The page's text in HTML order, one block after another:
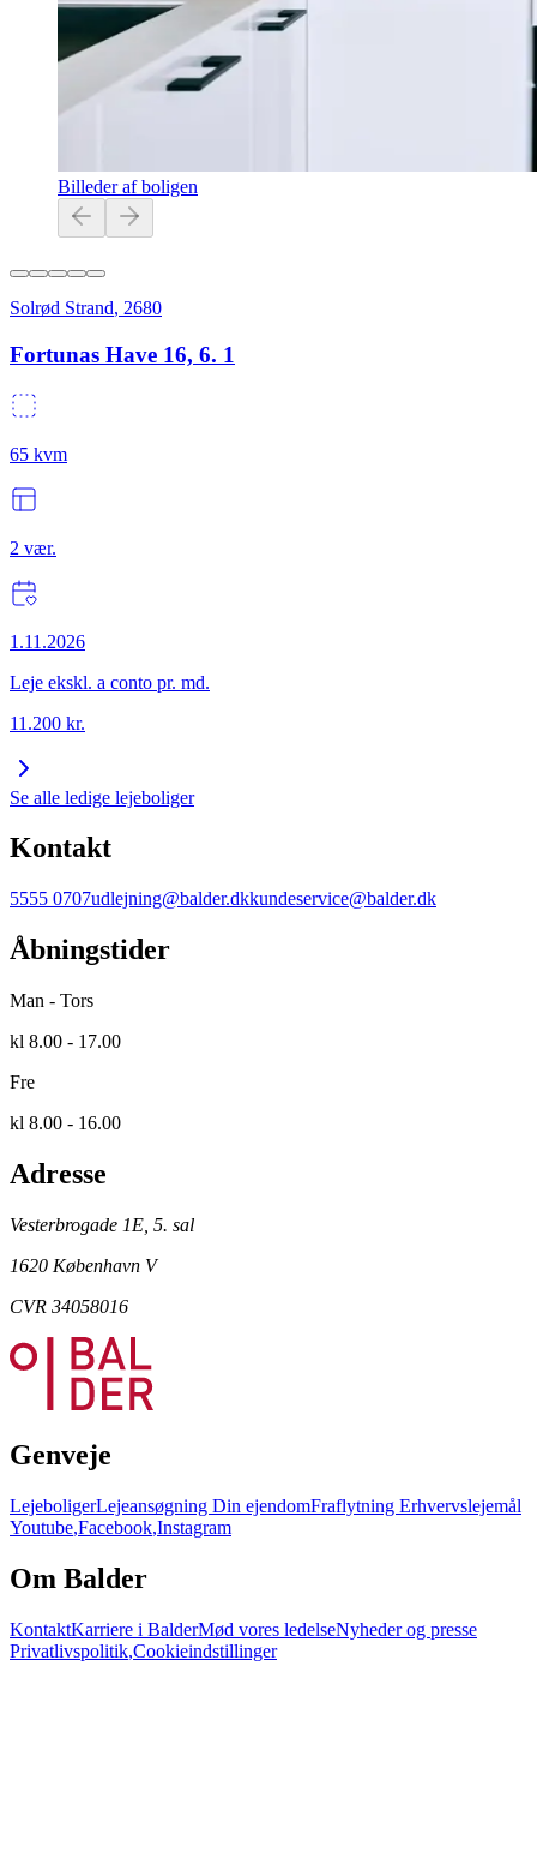
Billeder af boligen
Solrød Strand, 2680
Fortunas Have 16, 6. 1
65 kvm
2 vær.
1.11.2026
Leje ekskl. a conto pr. md.
11.200 kr.
Se alle ledige lejeboliger
Kontakt
5555 0707udlejning@balder.dkkundeservice@balder.dk
Åbningstider
Man - Tors
kl 8.00 - 17.00
Fre
kl 8.00 - 16.00
Adresse
Vesterbrogade 1E, 5. sal
1620 København V
CVR 34058016
Genveje
LejeboligerLejeansøgning Din ejendomFraflytning Erhvervslejemål
Youtube,Facebook,Instagram
Om Balder
KontaktKarriere i BalderMød vores ledelseNyheder og presse
Privatlivspolitik,Cookieindstillinger